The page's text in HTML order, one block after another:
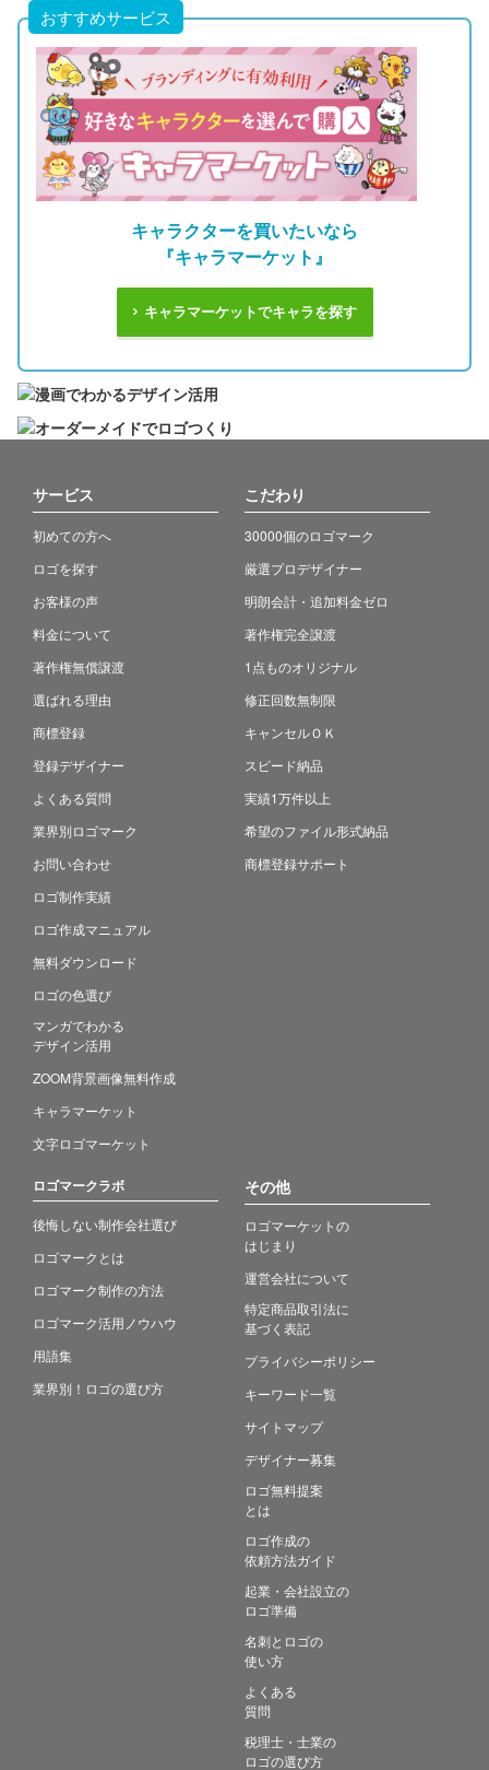
おすすめサービス
キャラクターを買いたいなら
『キャラマーケット』
キャラマーケットでキャラを探す
サービス
初めての方へ
ロゴを探す
お客様の声
料金について
著作権無償譲渡
選ばれる理由
商標登録
登録デザイナー
よくある質問
業界別ロゴマーク
お問い合わせ
ロゴ制作実績
ロゴ作成マニュアル
無料ダウンロード
ロゴの色選び
マンガでわかる
デザイン活用
ZOOM背景画像無料作成
キャラマーケット
文字ロゴマーケット
こだわり
30000個のロゴマーク
厳選プロデザイナー
明朗会計・追加料金ゼロ
著作権完全譲渡
1点ものオリジナル
修正回数無制限
キャンセルＯＫ
スピード納品
実績1万件以上
希望のファイル形式納品
商標登録サポート
ロゴマークラボ
後悔しない制作会社選び
ロゴマークとは
ロゴマーク制作の方法
ロゴマーク活用ノウハウ
用語集
業界別！ロゴの選び方
その他
ロゴマーケットの
はじまり
運営会社について
特定商品取引法に
基づく表記
プライバシーポリシー
キーワード一覧
サイトマップ
デザイナー募集
ロゴ無料提案
とは
ロゴ作成の
依頼方法ガイド
起業・会社設立の
ロゴ準備
名刺とロゴの
使い方
よくある
質問
税理士・士業の
ロゴの選び方